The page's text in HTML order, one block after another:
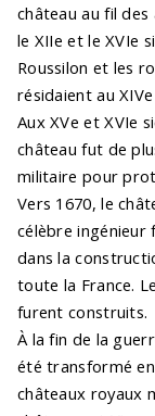
château au fil
le XIIe et le XVIe
Roussilon et les
résidaient au XIVe
Aux XVe et XVIe
château fut de
militaire pour
Vers 1670, le
célèbre ingénieur
dans la
toute la France.
furent construits.
À la fin de la
été transformé
châteaux royaux